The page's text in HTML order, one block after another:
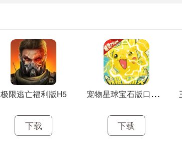
极限逃亡福利版H5
下载
宠
物星球宝石版口袋挂机H5
下载